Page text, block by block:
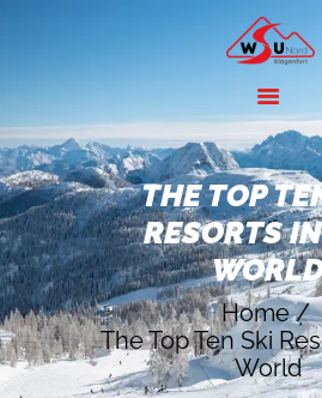
THE TOP
RESORTS
Home
The Top Ten Ski
World
HOME
ANGEBOTE
SKIGEBIETE
ÜBER UNS
KONTAKT